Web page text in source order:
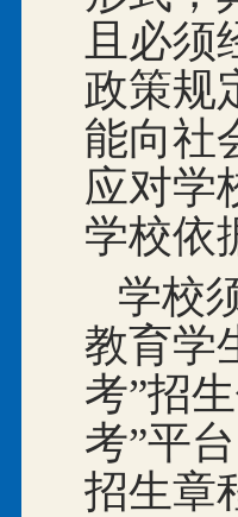
且必
政策规
能向社
应对学
学校依
学校
教育学
考”招
考”平台
招生章